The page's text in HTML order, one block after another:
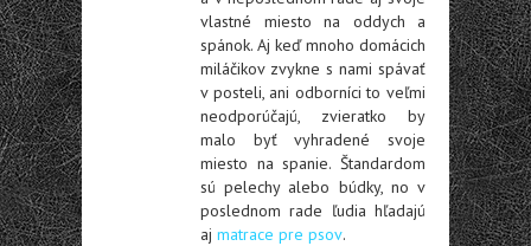
vlastné miesto na oddych a
spánok. Aj keď mnoho domácich
miláčikov zvykne s nami spávať
v posteli, ani odborníci to veľmi
neodporúčajú, zvieratko by
malo byť vyhradené svoje
miesto na spanie. Štandardom
sú pelechy alebo búdky, no v
poslednom rade ľudia hľadajú
aj matrace pre psov.